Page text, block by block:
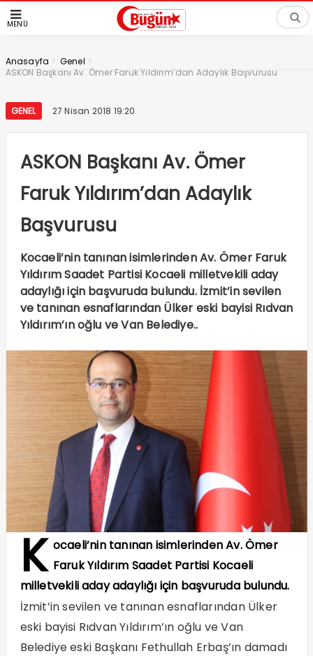
MENÜ
Anasayfa > Genel >
ASKON Başkanı Av. Ömer Faruk Yıldırım’dan Adaylık Başvurusu
GENEL 27 Nisan 2018 19:20
ASKON Başkanı Av. Ömer
Faruk Yıldırım’dan Adaylık
Başvurusu
Kocaeli’nin tanınan isimlerinden Av. Ömer Faruk
Yıldırım Saadet Partisi Kocaeli milletvekili aday
adaylığı için başvuruda bulundu. İzmit’in sevilen
ve tanınan esnaflarından Ülker eski bayisi Rıdvan
Yıldırım’ın oğlu ve Van Belediye..
K ocaeli’nin tanınan isimlerinden Av. Ömer
Faruk Yıldırım Saadet Partisi Kocaeli
milletvekili aday adaylığı için başvuruda bulundu.
İzmit’in sevilen ve tanınan esnaflarından Ülker
eski bayisi Rıdvan Yıldırım’ın oğlu ve Van
Belediye eski Başkanı Fethullah Erbaş’ın damadı